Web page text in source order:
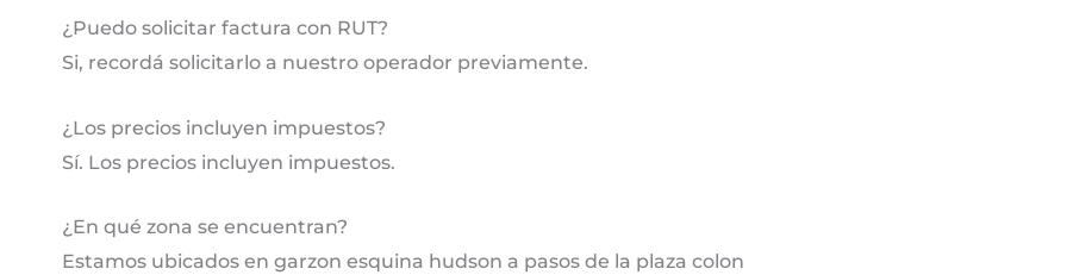
¿Puedo solicitar factura con RUT?
Si, recordá solicitarlo a nuestro operador previamente.
¿Los precios incluyen impuestos?
Sí. Los precios incluyen impuestos.
¿En qué zona se encuentran?
Estamos ubicados en garzon esquina hudson a pasos de la plaza colon